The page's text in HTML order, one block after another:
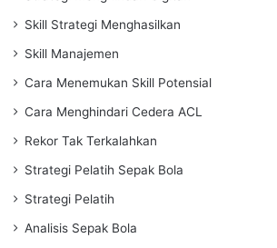
Skill Strategi Menghasilkan
Skill Manajemen
Cara Menemukan Skill Potensial
Cara Menghindari Cedera ACL
Rekor Tak Terkalahkan
Strategi Pelatih Sepak Bola
Strategi Pelatih
Analisis Sepak Bola